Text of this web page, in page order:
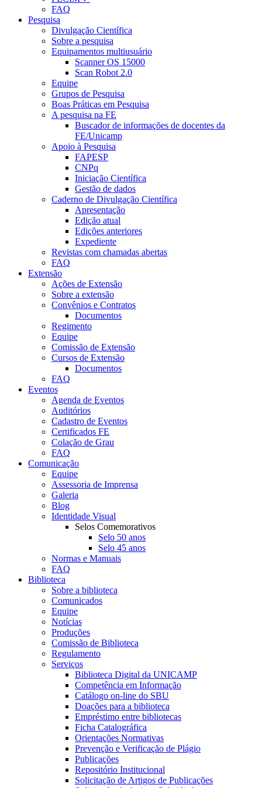
FAQ
Pesquisa
Divulgação Científica
Sobre a pesquisa
Equipamentos multiusuário
Scanner OS 15000
Scan Robot 2.0
Equipe
Grupos de Pesquisa
Boas Práticas em Pesquisa
A pesquisa na FE
Buscador de informações de docentes da
FE/Unicamp
Apoio à Pesquisa
FAPESP
CNPq
Iniciação Científica
Gestão de dados
Caderno de Divulgação Científica
Apresentação
Edição atual
Edições anteriores
Expediente
Revistas com chamadas abertas
FAQ
Extensão
Ações de Extensão
Sobre a extensão
Convênios e Contratos
Documentos
Regimento
Equipe
Comissão de Extensão
Cursos de Extensão
Documentos
FAQ
Eventos
Agenda de Eventos
Auditórios
Cadastro de Eventos
Certificados FE
Colação de Grau
FAQ
Comunicação
Equipe
Assessoria de Imprensa
Galeria
Blog
Identidade Visual
Selos Comemorativos
Selo 50 anos
Selo 45 anos
Normas e Manuais
FAQ
Biblioteca
Sobre a biblioteca
Comunicados
Equipe
Notícias
Produções
Comissão de Biblioteca
Regulamento
Serviços
Biblioteca Digital da UNICAMP
Competência em Informação
Catálogo on-line do SBU
Doações para a biblioteca
Empréstimo entre bibliotecas
Ficha Catalográfica
Orientações Normativas
Prevenção e Verificação de Plágio
Publicações
Repositório Institucional
Solicitação de Artigos de Publicações